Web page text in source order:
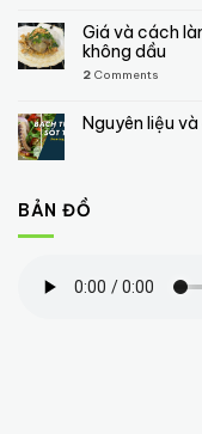
Giá và cách
không dầu
2 Comments
Nguyên liệu
BẢN ĐỒ